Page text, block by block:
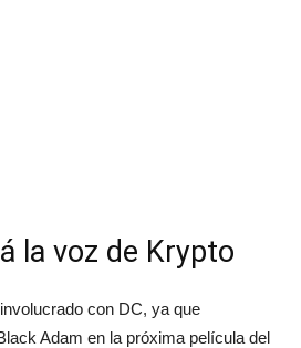
la voz de Krypto
con DC, ya que
Adam en la próxima película del